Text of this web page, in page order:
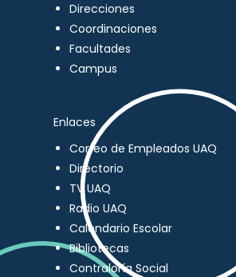
Direcciones
Coordinaciones
Facultades
Campus
Enlaces
Correo de Empleados UAQ
Directorio
TV UAQ
Radio UAQ
Calendario Escolar
Bibliotecas
Contraloría Social